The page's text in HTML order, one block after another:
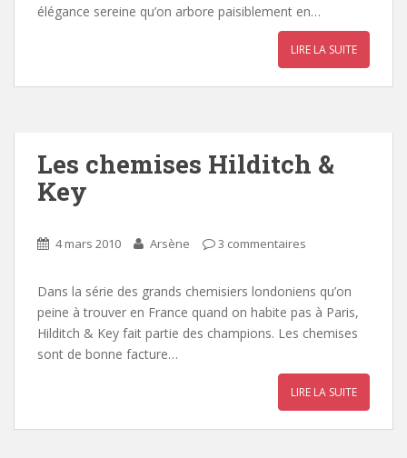
élégance sereine qu’on arbore paisiblement en…
LIRE LA SUITE
Les chemises Hilditch &
Key
4 mars 2010 Arsène 3 commentaires
Dans la série des grands chemisiers londoniens qu’on
peine à trouver en France quand on habite pas à Paris,
Hilditch & Key fait partie des champions. Les chemises
sont de bonne facture…
LIRE LA SUITE